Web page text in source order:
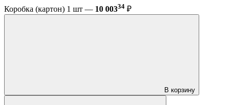
Коробка (картон) 1 шт — 10 00334 ₽
В корзину